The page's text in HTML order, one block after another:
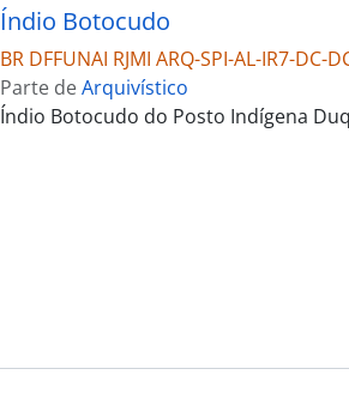
Índio Botocudo
BR DFFUNAI RJMI ARQ-SPI-AL-IR7-DC-
Parte deArquivístico
Índio Botocudo do Posto Indígena